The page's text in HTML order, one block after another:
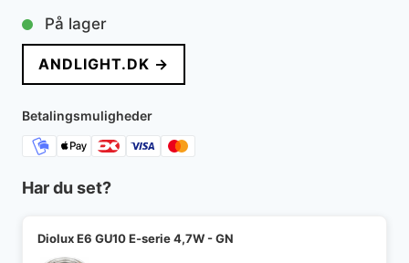
oprindelige
pris
var:
5.795 kr..
På lager
ANDLIGHT.DK →
Betalingsmuligheder
Har du set?
Diolux E6 GU10 E-serie 4,7W - GN